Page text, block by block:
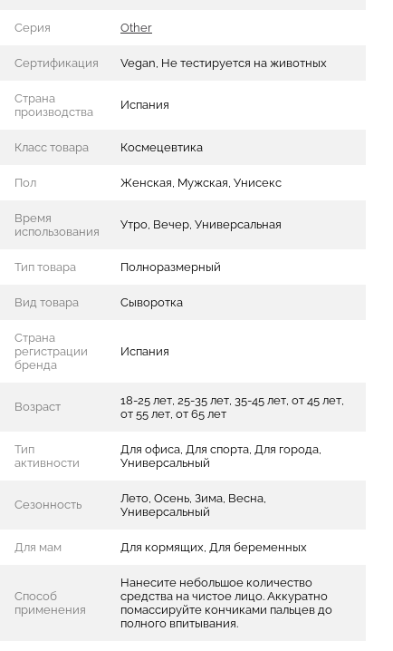
Серия Other
Сертификация Vegan, Не тестируется на животных
Страна
производства
Испания
Класс товара Космецевтика
Пол Женская, Мужская, Унисекс
Время
использования
Утро, Вечер, Универсальная
Тип товара Полноразмерный
Вид товара Сыворотка
Страна
регистрации
бренда
Испания
Возраст
18-25 лет, 25-35 лет, 35-45 лет, от 45 лет,
от 55 лет, от 65 лет
Тип
активности
Для офиса, Для спорта, Для города,
Универсальный
Сезонность
Лето, Осень, Зима, Весна,
Универсальный
Для мам Для кормящих, Для беременных
Способ
применения
Нанесите небольшое количество
средства на чистое лицо. Аккуратно
помассируйте кончиками пальцев до
полного впитывания.